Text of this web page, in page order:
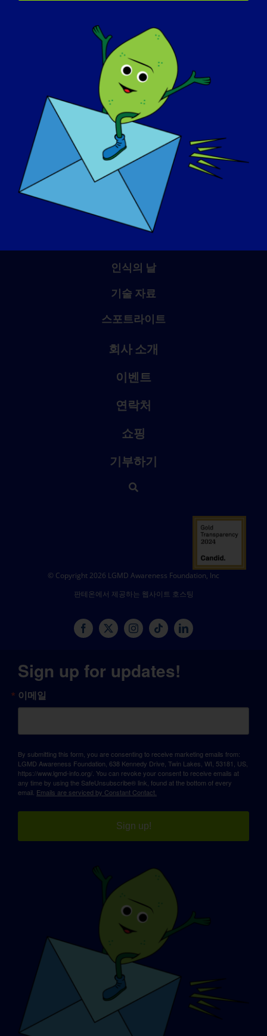
인식의 날
기술 자료
스포트라이트
회사 소개
이벤트
연락처
쇼핑
기부하기
© Copyright 2026 LGMD Awareness Foundation, Inc
판테온에서 제공하는 웹사이트 호스팅
Sign up for updates!
이메일
By submitting this form, you are consenting to receive marketing emails from:
LGMD Awareness Foundation, 638 Kennedy Drive, Twin Lakes, WI, 53181, US,
https://www.lgmd-info.org/. You can revoke your consent to receive emails at
any time by using the SafeUnsubscribe® link, found at the bottom of every
email. Emails are serviced by Constant Contact.
Sign up!